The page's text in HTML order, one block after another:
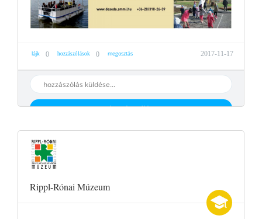
lájk 0 hozzászólások 0 megosztás 2017-11-17
hozzáaszólás
Rippl-Rónai Múzeum